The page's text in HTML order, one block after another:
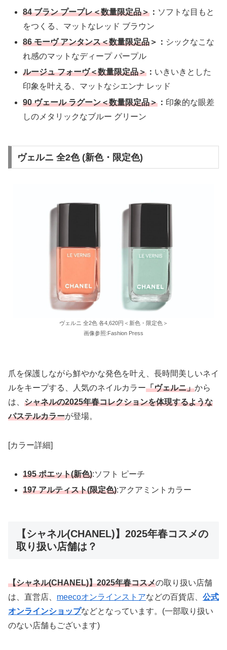
84 ブラン プープレ＜数量限定品＞ ： ソフトな目もと
をつくる、マットなレッド ブラウン
86 モーヴ アンタンス＜数量限定品 ＞： シックなこな
れ感のマットなディープ パープル
ルージュ フォーヴ＜数量限定品＞ ： いきいきとした
印象を叶える、マットなシエンナ レッド
90 ヴェール ラグーン＜数量限定品＞ ： 印象的な眼差
しのメタリックなブルー グリーン
ヴェルニ 全2色 (新色・限定色)
ヴェルニ 全2色 各4,620円＜新色・限定色＞
画像参照:Fashion Press
爪を保護しながら鮮やかな発色を叶え、長時間美しいネイ
ルをキープする、人気のネイルカラー「ヴェルニ」から
は、 シャネルの2025年春コレクションを体現するような
パステルカラーが登場。
[カラー詳細]
195 ポエット(新色):ソフト ピーチ
197 アルティスト(限定色):アクアミントカラー
【シャネル(CHANEL)】2025年春コスメの
取り扱い店舗は？
【シャネル(CHANEL)】2025年春コスメの取り扱い店舗
は、直営店、 meecoオンラインストアなどの百貨店、 公式
オンラインショップなどとなっています。(一部取り扱い
のない店舗もございます)